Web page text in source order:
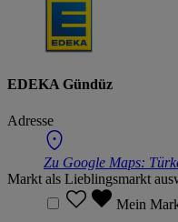
EDEKA Gündüz
Adresse
Zu Google Maps:
Markt als Lieblingsmarkt
Mein